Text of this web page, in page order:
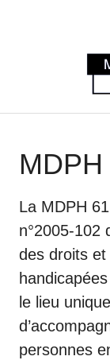
MDPH
La MDPH
n°2005-102
des droits
le lieu
personnes